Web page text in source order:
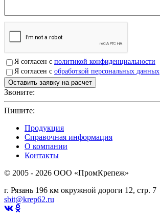
Я согласен с политикой конфиденциальности
Я согласен с обработкой персональных данных
Звоните:
Пишите:
Продукция
Справочная информация
О компании
Контакты
© 2005 - 2026 OOO «ПромКрепеж»
г. Рязань 196 км окружной дороги 12, стр. 7
sbit@krep62.ru